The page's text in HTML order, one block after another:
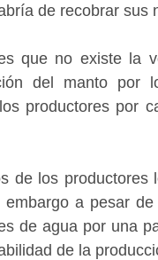
de recobrar sus
que no existe la
del manto
productores por
de los productores
embargo a pesar
de agua por una
de la